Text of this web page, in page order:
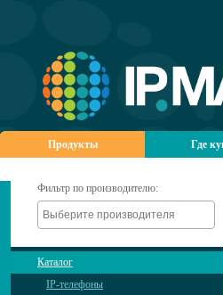
Продукты Где
Фильтр по производителю:
Каталог
IP-телефоны